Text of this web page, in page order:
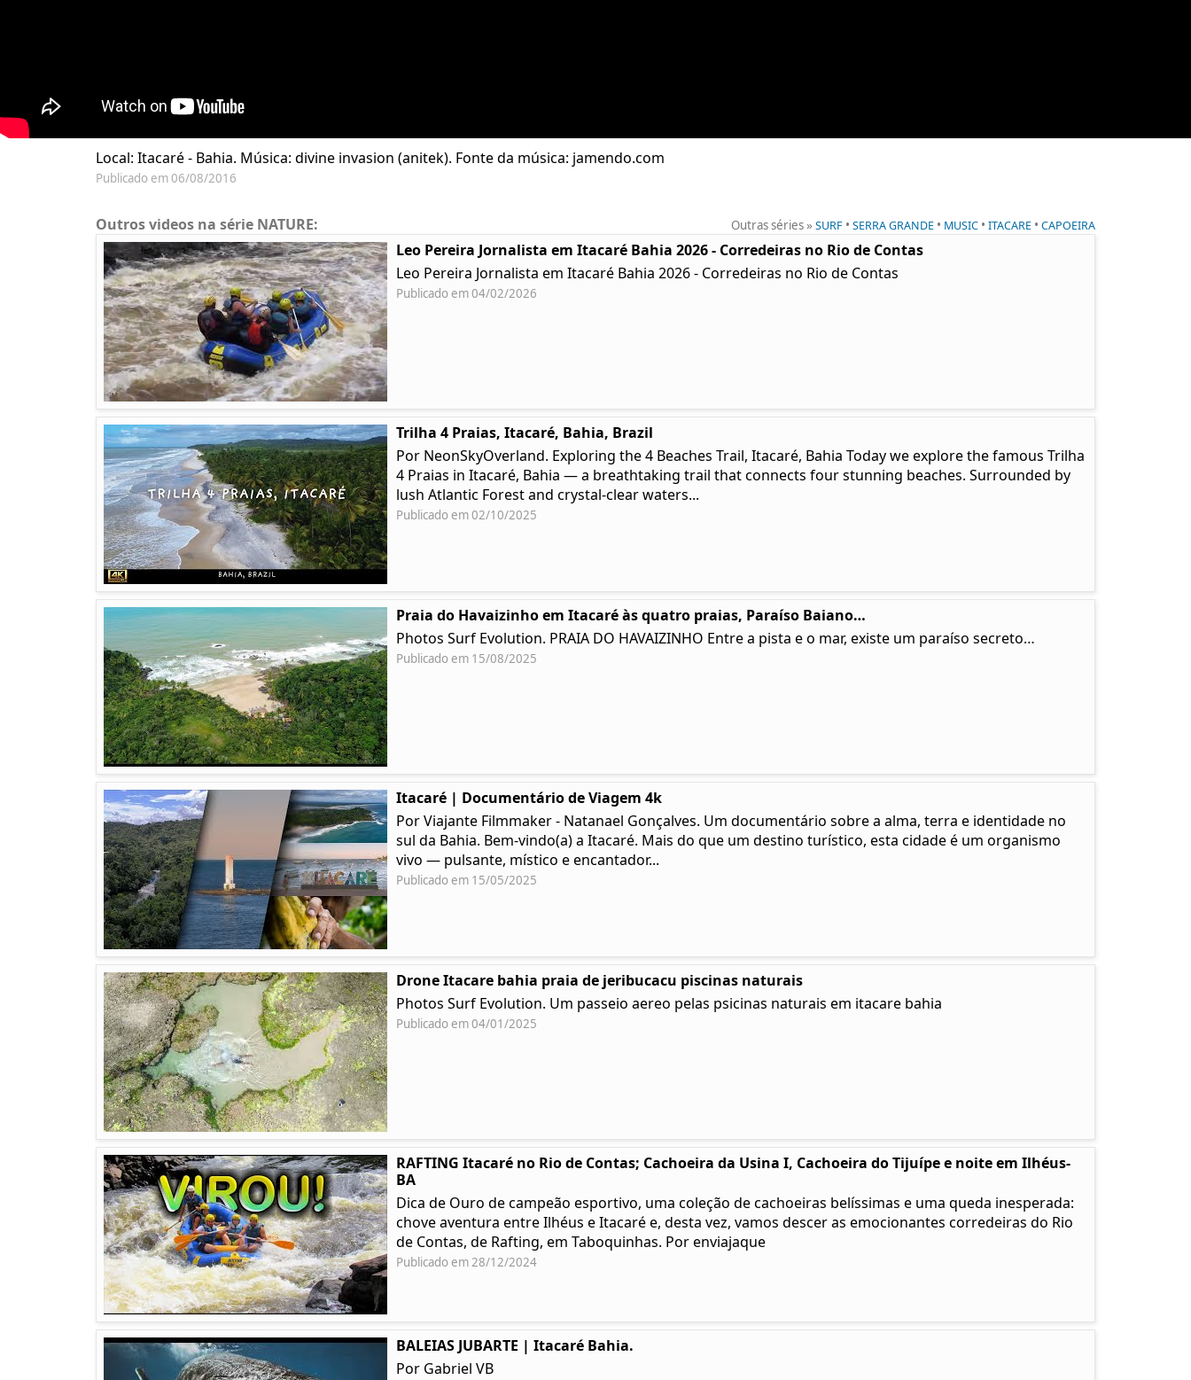
Local: Itacaré - Bahia. Música: divine invasion (anitek). Fonte da música: jamendo.com
Publicado em 06/08/2016
Outras séries »SURF •SERRA GRANDE • MUSIC •ITACARE •CAPOEIRA
Outros videos na série NATURE:
Leo Pereira Jornalista em Itacaré Bahia 2026 - Corredeiras no Rio de Contas
Leo Pereira Jornalista em Itacaré Bahia 2026 - Corredeiras no Rio de Contas
Publicado em 04/02/2026
Trilha 4 Praias, Itacaré, Bahia, Brazil
Por NeonSkyOverland. Exploring the 4 Beaches Trail, Itacaré, Bahia Today we explore the famous Trilha
4 Praias in Itacaré, Bahia — a breathtaking trail that connects four stunning beaches. Surrounded by
lush Atlantic Forest and crystal-clear waters...
Publicado em 02/10/2025
Praia do Havaizinho em Itacaré às quatro praias, Paraíso Baiano…
Photos Surf Evolution. PRAIA DO HAVAIZINHO Entre a pista e o mar, existe um paraíso secreto…
Publicado em 15/08/2025
Itacaré | Documentário de Viagem 4k
Por Viajante Filmmaker - Natanael Gonçalves. Um documentário sobre a alma, terra e identidade no
sul da Bahia. Bem-vindo(a) a Itacaré. Mais do que um destino turístico, esta cidade é um organismo
vivo — pulsante, místico e encantador...
Publicado em 15/05/2025
Drone Itacare bahia praia de jeribucacu piscinas naturais
Photos Surf Evolution. Um passeio aereo pelas psicinas naturais em itacare bahia
Publicado em 04/01/2025
RAFTING Itacaré no Rio de Contas; Cachoeira da Usina I, Cachoeira do Tijuípe e noite em Ilhéus-
BA
Dica de Ouro de campeão esportivo, uma coleção de cachoeiras belíssimas e uma queda inesperada:
chove aventura entre Ilhéus e Itacaré e, desta vez, vamos descer as emocionantes corredeiras do Rio
de Contas, de Rafting, em Taboquinhas. Por enviajaque
Publicado em 28/12/2024
BALEIAS JUBARTE | Itacaré Bahia.
Por Gabriel VB